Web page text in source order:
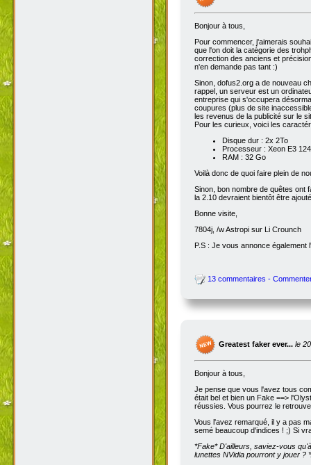
Bonjour à tous,
Pour commencer, j'aimerais
que l'on doit la catégorie des
correction des anciens et
n'en demande pas tant :)
Sinon, dofus2.org a de nouveau
rappel, un serveur est un
entreprise qui s'occupera
coupures (plus de site
les revenus de la publicité sur le
Pour les curieux, voici les
Disque dur : 2x 2To
Processeur : Xeon E3
RAM : 32 Go
Voilà donc de quoi faire plein de
Sinon, bon nombre de quêtes ont
la 2.10 devraient bientôt être
Bonne visite,
7804j, /w Astropi sur Li Crounch
P.S : Je vous annonce
13 commentaires -
Greatest faker ever... le
Bonjour à tous,
Je pense que vous l'avez tous
était bel et bien un Fake ==>
réussies. Vous pourrez le
Vous l'avez remarqué, il y a pas
semé beaucoup d'indices ! ;) Si
*Fake*D'ailleurs, saviez-vous
lunettes NVidia pourront y jouer ?